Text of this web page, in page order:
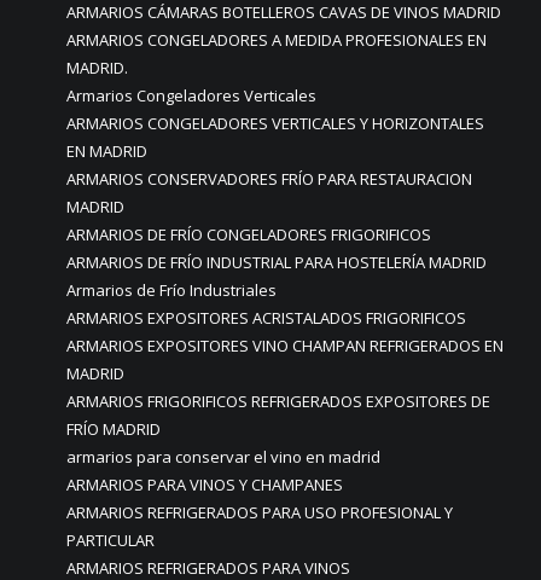
ARMARIOS CÁMARAS BOTELLEROS CAVAS DE VINOS MADRID
ARMARIOS CONGELADORES A MEDIDA PROFESIONALES EN
MADRID.
Armarios Congeladores Verticales
ARMARIOS CONGELADORES VERTICALES Y HORIZONTALES
EN MADRID
ARMARIOS CONSERVADORES FRÍO PARA RESTAURACION
MADRID
ARMARIOS DE FRÍO CONGELADORES FRIGORIFICOS
ARMARIOS DE FRÍO INDUSTRIAL PARA HOSTELERÍA MADRID
Armarios de Frío Industriales
ARMARIOS EXPOSITORES ACRISTALADOS FRIGORIFICOS
ARMARIOS EXPOSITORES VINO CHAMPAN REFRIGERADOS EN
MADRID
ARMARIOS FRIGORIFICOS REFRIGERADOS EXPOSITORES DE
FRÍO MADRID
armarios para conservar el vino en madrid
ARMARIOS PARA VINOS Y CHAMPANES
ARMARIOS REFRIGERADOS PARA USO PROFESIONAL Y
PARTICULAR
ARMARIOS REFRIGERADOS PARA VINOS